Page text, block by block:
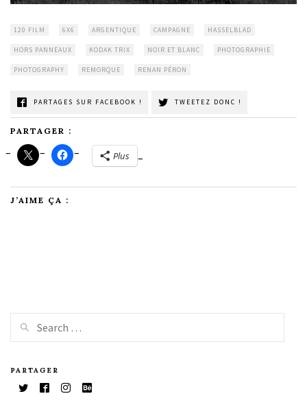
120 FILM 6X6 ARGENTIQUE CAMPAGNE HASSELBLAD
HORS PANNEAUX KODAK TRIX NOIR ET BLANC PHOTOGRAPHIE
PHOTOGRAPHY REMORQUE RENAN PÉRON
PARTAGES SUR FACEBOOK ! TWEETEZ DONC !
PARTAGER :
Plus
J’AIME ÇA :
PARTAGER